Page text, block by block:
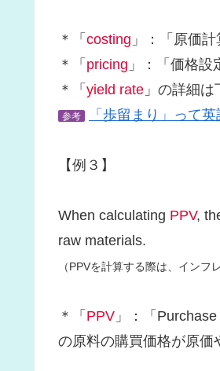
＊「 costing 」：「原価計
＊「 pricing 」：「価格設
＊「 yield rate 」の詳細
参考 「歩留まり」って
【例３】
When calculating PPV,
raw materials.
（PPVを計算する際は、インフ
＊「 PPV 」：「
の原料の購買価格が原価